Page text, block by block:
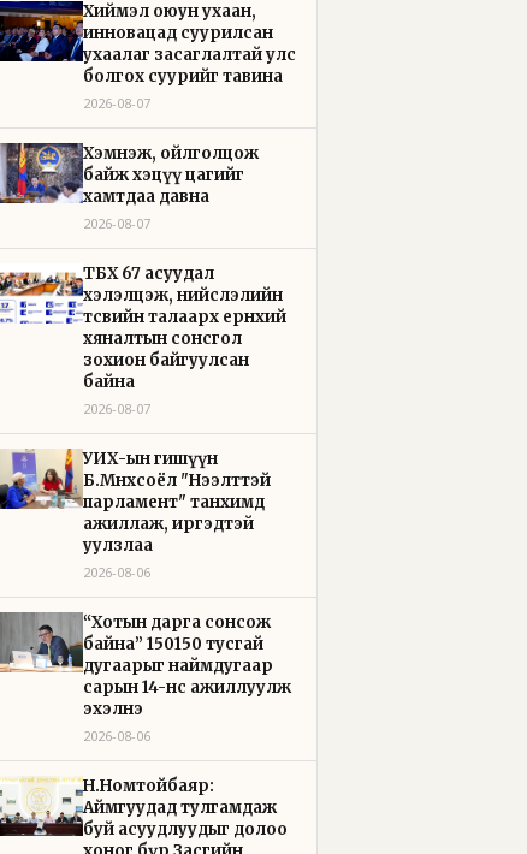
Хиймэл оюун ухаан,
инновацад суурилсан
ухаалаг засаглалтай улс
болгох суурийг тавина
2026-08-07
Хэмнэж, ойлголцож
байж хэцүү цагийг
хамтдаа давна
2026-08-07
ТБХ 67 асуудал
хэлэлцэж, нийслэлийн
төсвийн талаарх ерөнхий
хяналтын сонсгол
зохион байгуулсан
байна
2026-08-07
УИХ-ын гишүүн
Б.Мөнхсоёл "Нээлттэй
парламент" танхимд
ажиллаж, иргэдтэй
уулзлаа
2026-08-06
“Хотын дарга сонсож
байна” 150150 тусгай
дугаарыг наймдугаар
сарын 14-нөөс ажиллуулж
эхэлнэ
2026-08-06
Н.Номтойбаяр:
Аймгуудад тулгамдаж
буй асуудлуудыг долоо